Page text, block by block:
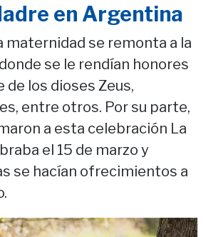
en Argentina
maternidad se remonta a la
se le rendían honores
de los dioses Zeus,
entre otros. Por su parte,
a esta celebración La
el 15 de marzo y
se hacían ofrecimientos a